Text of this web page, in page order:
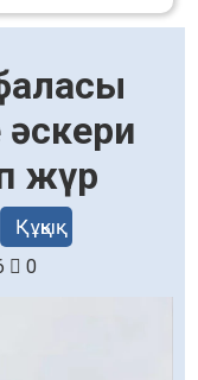
жүр
Құқық
0